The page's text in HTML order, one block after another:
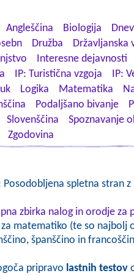
Angleščina Biologija
Družba Državljanska
Interesne dejavnosti
IP: Turistična vzgoja IP:
Logika Matematika
Podaljšano bivanje
Slovenščina Spoznavanje
Zgodovina
Posodobljena spletna stran
zbirka nalog in orodje za
matematiko (te so najbolj
španščino in
pripravo lastnih testov